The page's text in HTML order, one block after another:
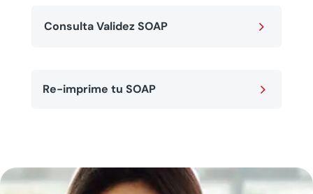
Consulta Validez SOAP 5
Re-imprime tu SOAP 5